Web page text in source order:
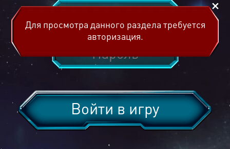
Войти в игру
Для просмотра данного раздела требуется
авторизация.